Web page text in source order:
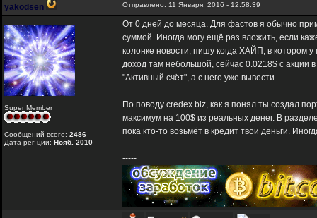
yakodsen Отправлено: 11 Января, 2016 - 12:58:39
Super Member
Сообщений всего: 2486
Дата рег-ции: Нояб. 2010
От 0 дней до месяца. Для фастов я обычно
суммой. Иногда могу ещё раз вложить, если
колонке новости, пишу когда ХАЙП, в котором
доход там небольшой, сейчас 0.0218$ с акции
"Активный счёт", а с него уже вывести.
По поводу credex.biz, как я понял ты создал
максимум на 100$ из реальных денег. В
пока кто-то возьмёт в кредит твои деньги.
-----